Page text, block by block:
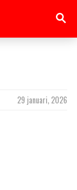
29 januari, 2026